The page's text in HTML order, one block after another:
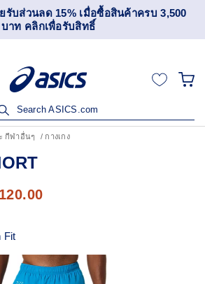
รับส่วนลด 15% เมื่อซื้อสินค้าครบ 3,500
บาท คลิกเพื่อรับสิทธิ์
Search ASICS.com
กีฬาอื่นๆ กางเกง
Fit